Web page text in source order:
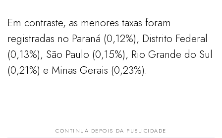
Em contraste, as menores taxas foram
registradas no Paraná (0,12%), Distrito Federal
(0,13%), São Paulo (0,15%), Rio Grande do Sul
(0,21%) e Minas Gerais (0,23%).